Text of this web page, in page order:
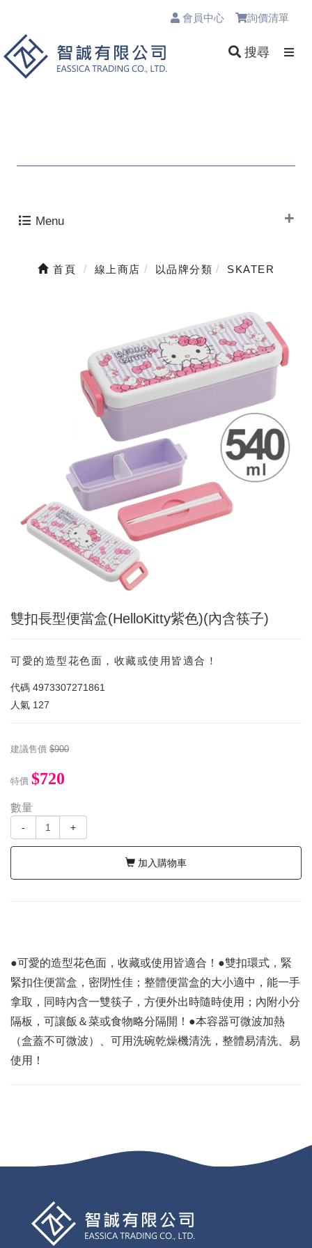
會員中心 詢價清單
搜尋
Menu
首頁 線上商店 以品牌分類 SKATER
雙扣長型便當盒(HelloKitty紫色)(內含筷子)
可愛的造型花色面，收藏或使用皆適合！
代碼 4973307271861
人氣 127
建議售價 $900
特價 $720
數量
- +
加入購物車
●可愛的造型花色面，收藏或使用皆適合！●雙扣環式，緊
緊扣住便當盒，密閉性佳；整體便當盒的大小適中，能一手
拿取，同時內含一雙筷子，方便外出時隨時使用；內附小分
隔板，可讓飯＆菜或食物略分隔開！●本容器可微波加熱
（盒蓋不可微波）、可用洗碗乾燥機清洗，整體易清洗、易
使用！